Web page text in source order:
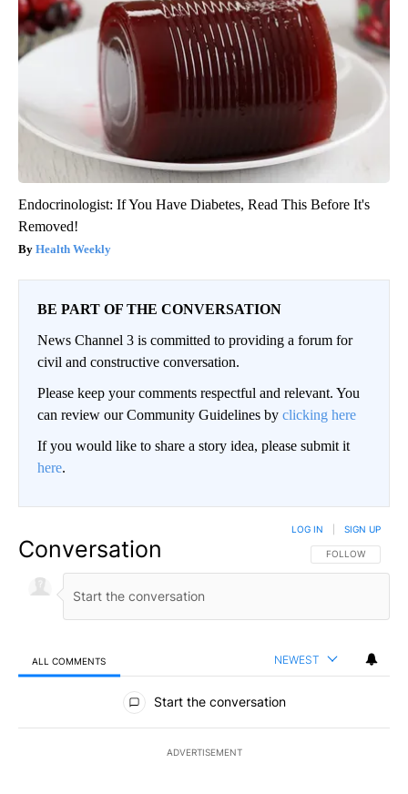
Endocrinologist: If You Have Diabetes, Read This Before It's
Removed!
Health Weekly
BE PART OF THE CONVERSATION
News Channel 3 is committed to providing a forum for
civil and constructive conversation.
Please keep your comments respectful and relevant. You
can review our Community Guidelines by clicking here
If you would like to share a story idea, please submit it
here.
Conversation FOLLOW THIS
FOLLOW
LOG IN SIGN UP
ALL COMMENTS NEWEST
All Comments
Start the conversation
ADVERTISEMENT